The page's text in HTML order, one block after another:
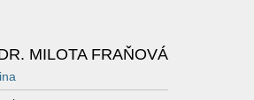
MILOTA FRAŇOVÁ